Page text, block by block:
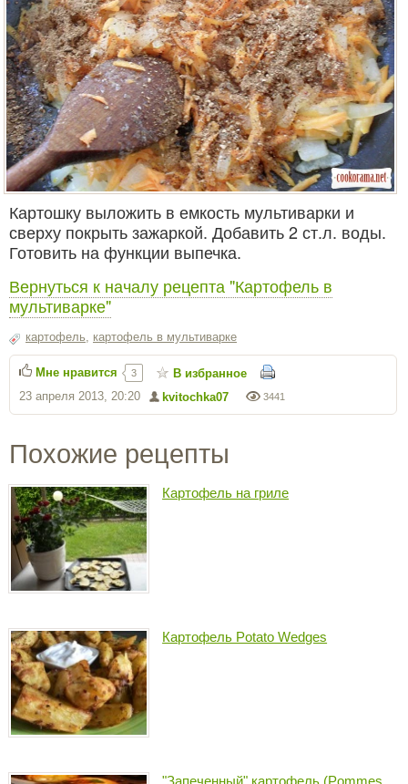
Картошку выложить в емкость мультиварки и
сверху покрыть зажаркой. Добавить 2 ст.л. воды.
Готовить на функции выпечка.
Вернуться к началу рецепта "Картофель в
мультиварке"
картофель картофель в мультиварке
3441
kvitochka07
23 апреля 2013, 20:20
Мне нравится 3 В избранное
Похожие рецепты
Картофель на гриле
Картофель Potato Wedges